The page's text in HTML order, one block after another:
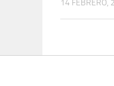
14 FEBRERO,